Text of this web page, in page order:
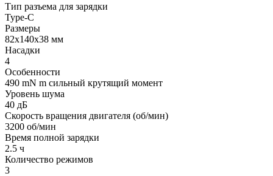
Тип разъема для зарядки
Type-C
Размеры
82х140х38 мм
Насадки
4
Особенности
490 mN m сильный крутящий момент
Уровень шума
40 дБ
Скорость вращения двигателя (об/мин)
3200 об/мин
Время полной зарядки
2.5 ч
Количество режимов
3